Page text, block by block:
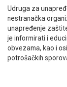
Udruga za
nestranačka
unapređenje
je informirati i
obvezama, kao i
potrošačkih